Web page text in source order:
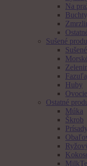
Na
Sušené
Huby
Ovocie
Ostatné
Múka
Škrob